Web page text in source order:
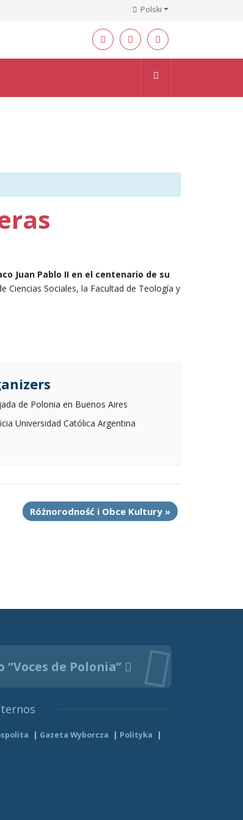
Polski
Juan Pablo II en el centenario de su
Ciencias Sociales, la Facultad de Teología y
de Polonia en Buenos Aires
Universidad Católica Argentina
Różnorodność i Obce Kultury »
“Voces de Polonia”
Gazeta Wyborcza Polityka